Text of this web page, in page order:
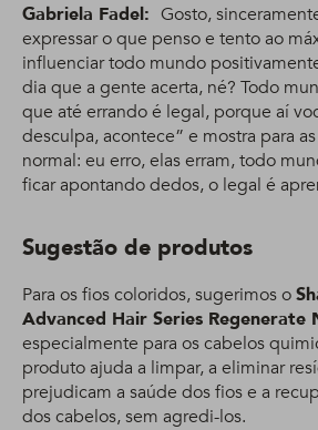
Gabriela Fadel: Gosto,
expressar o que penso e tento ao
influenciar todo mundo
dia que a gente acerta, né? Todo
que até errando é legal, porque aí
desculpa, acontece” e mostra para
normal: eu erro, elas erram, todo
ficar apontando dedos, o legal é
Sugestão de produtos
Para os fios coloridos, sugerimos o
Advanced Hair Series Regenerate
especialmente para os cabelos
produto ajuda a limpar, a eliminar
prejudicam a saúde dos fios e a
dos cabelos, sem agredi-los.